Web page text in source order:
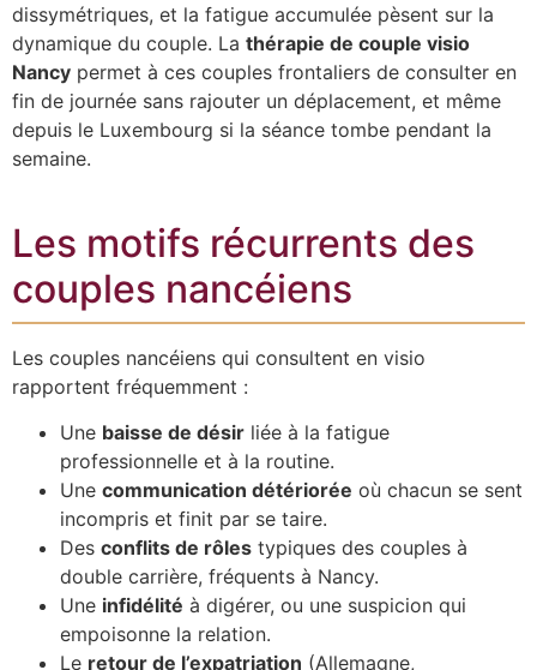
dissymétriques, et la fatigue accumulée pèsent sur la
dynamique du couple. La thérapie de couple visio
Nancy permet à ces couples frontaliers de consulter en
fin de journée sans rajouter un déplacement, et même
depuis le Luxembourg si la séance tombe pendant la
semaine.
Les motifs récurrents des
couples nancéiens
Les couples nancéiens qui consultent en visio
rapportent fréquemment :
Une baisse de désir liée à la fatigue
professionnelle et à la routine.
Une communication détériorée où chacun se sent
incompris et finit par se taire.
Des conflits de rôles typiques des couples à
double carrière, fréquents à Nancy.
Une infidélité à digérer, ou une suspicion qui
empoisonne la relation.
Le retour de l’expatriation (Allemagne,